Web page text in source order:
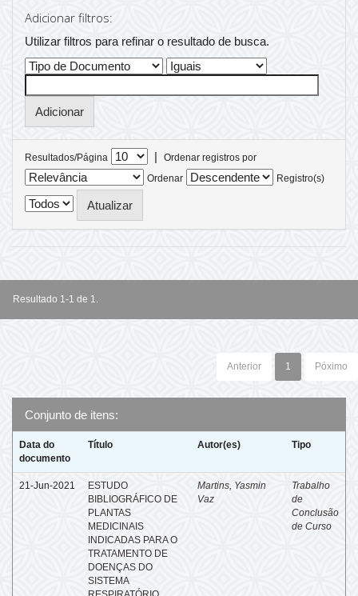
Adicionar filtros:
Utilizar filtros para refinar o resultado de busca.
Resultados/Página |
Ordenar registros por
Ordenar
Registro(s)
Resultado 1-1 de 1.
Anterior 1 Póximo
Conjunto de itens:
Data do
documento
Título Autor(es) Tipo
21-Jun-2021
ESTUDO
BIBLIOGRÁFICO DE
PLANTAS
MEDICINAIS
INDICADAS PARA O
TRATAMENTO DE
DOENÇAS DO
SISTEMA
Martins, Yasmin
Vaz
Trabalho
de
Conclusão
de Curso